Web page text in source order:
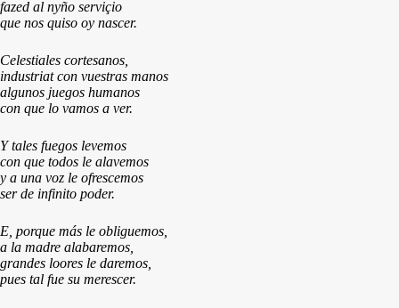
fazed al nyño serviçio
que nos quiso oy nascer.
Celestiales cortesanos,
industriat con vuestras manos
algunos juegos humanos
con que lo vamos a ver.
Y tales fuegos levemos
con que todos le alavemos
y a una voz le ofrescemos
ser de infinito poder.
E, porque más le obliguemos,
a la madre alabaremos,
grandes loores le daremos,
pues tal fue su merescer.